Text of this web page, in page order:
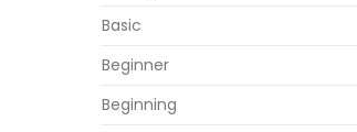
Basic
Beginner
Beginning